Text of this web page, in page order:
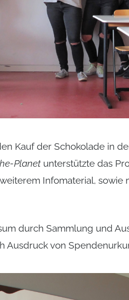
Kauf der Schokolade in
Planet unterstützte das
Infomaterial, sowie
durch Sammlung und
Ausdruck von